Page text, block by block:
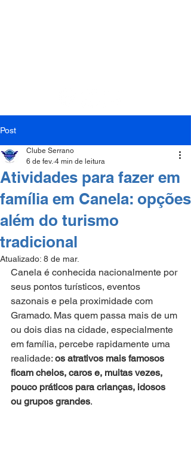
Post
Atividades para fazer em
família em Canela: opções
além do turismo
tradicional
Clube Serrano
6 de fev. 4 min de leitura
Atualizado: 8 de mar.
Canela é conhecida nacionalmente por
seus pontos turísticos, eventos
sazonais e pela proximidade com
Gramado. Mas quem passa mais de um
ou dois dias na cidade, especialmente
em família, percebe rapidamente uma
realidade: os atrativos mais famosos
ficam cheios, caros e, muitas vezes,
pouco práticos para crianças, idosos
ou grupos grandes.